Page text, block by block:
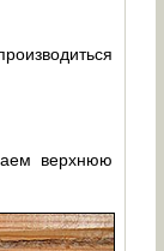
верхнюю